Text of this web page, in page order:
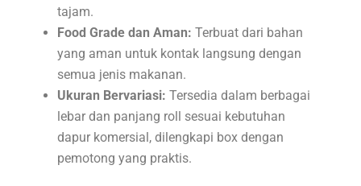
tajam.
Food Grade dan Aman: Terbuat dari bahan
yang aman untuk kontak langsung dengan
semua jenis makanan.
Ukuran Bervariasi: Tersedia dalam berbagai
lebar dan panjang roll sesuai kebutuhan
dapur komersial, dilengkapi box dengan
pemotong yang praktis.